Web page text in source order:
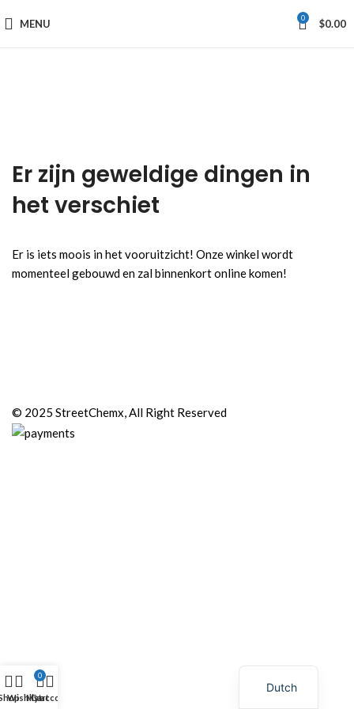
MENU 0 $0.00
Er zijn geweldige dingen in
het verschiet
Er is iets moois in het vooruitzicht! Onze winkel wordt
momenteel gebouwd en zal binnenkort online komen!
© 2025 StreetChemx, All Right Reserved
Wishlist
0
Cart
My account
Dutch